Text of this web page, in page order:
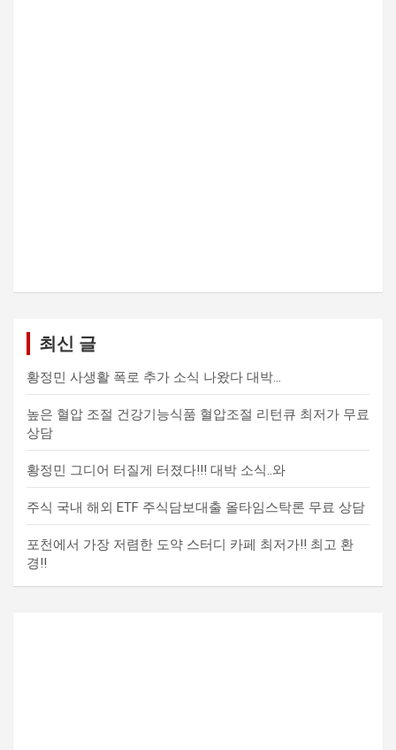
최신 글
황정민 사생활 폭로 추가 소식 나왔다 대박…
높은 혈압 조절 건강기능식품 혈압조절 리턴큐 최저가 무료
상담
황정민 그디어 터질게 터졌다!!! 대박 소식..와
주식 국내 해외 ETF 주식담보대출 올타임스탁론 무료 상담
포천에서 가장 저렴한 도약 스터디 카페 최저가!! 최고 환
경!!